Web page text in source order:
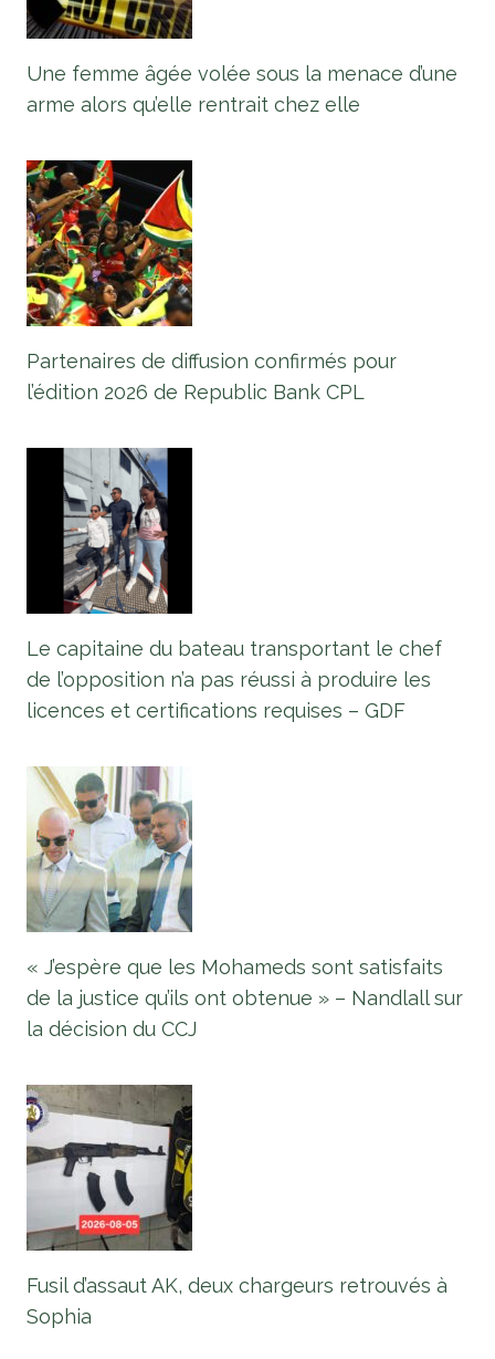
Une femme âgée volée sous la menace d’une
arme alors qu’elle rentrait chez elle
Partenaires de diffusion confirmés pour
l’édition 2026 de Republic Bank CPL
Le capitaine du bateau transportant le chef
de l’opposition n’a pas réussi à produire les
licences et certifications requises – GDF
« J’espère que les Mohameds sont satisfaits
de la justice qu’ils ont obtenue » – Nandlall sur
la décision du CCJ
Fusil d’assaut AK, deux chargeurs retrouvés à
Sophia